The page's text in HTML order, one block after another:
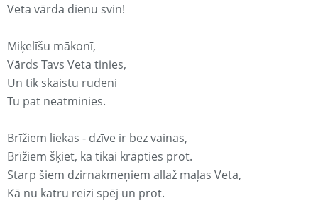
Veta vārda dienu svin!
Miķelīšu mākonī,
Vārds Tavs Veta tinies,
Un tik skaistu rudeni
Tu pat neatminies.
Brīžiem liekas - dzīve ir bez vainas,
Brīžiem šķiet, ka tikai krāpties prot.
Starp šiem dzirnakmeņiem allaž maļas Veta,
Kā nu katru reizi spēj un prot.